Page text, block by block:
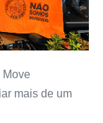
Move
mais de um